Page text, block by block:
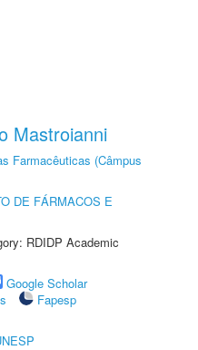
Mastroianni
Farmacêuticas (Câmpus
DE FÁRMACOS E
RDIDP Academic
Google Scholar
Fapesp